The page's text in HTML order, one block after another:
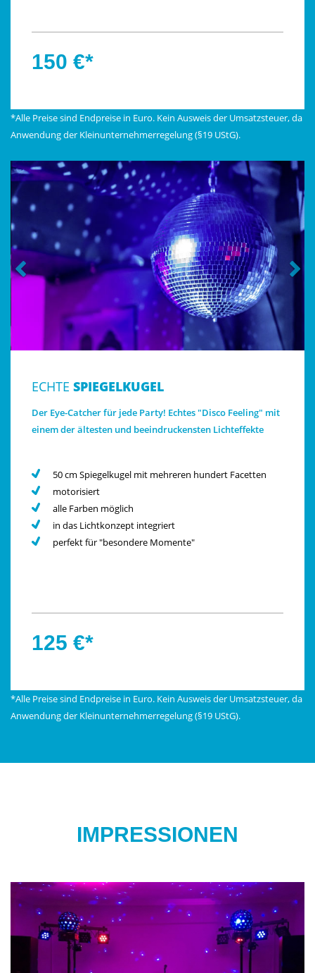
150 €*
ECHTE SPIEGELKUGEL
Der Eye-Catcher für jede Party! Echtes "Disco Feeling" mit
einem der ältesten und beeindruckensten Lichteffekte
50 cm Spiegelkugel mit mehreren hundert Facetten
motorisiert
alle Farben möglich
in das Lichtkonzept integriert
perfekt für "besondere Momente"
125 €*
*Alle Preise sind Endpreise in Euro. Kein Ausweis der Umsatzsteuer, da
Anwendung der Kleinunternehmerregelung (§19 UStG).
*Alle Preise sind Endpreise in Euro. Kein Ausweis der Umsatzsteuer, da
Anwendung der Kleinunternehmerregelung (§19 UStG).
IMPRESSIONEN